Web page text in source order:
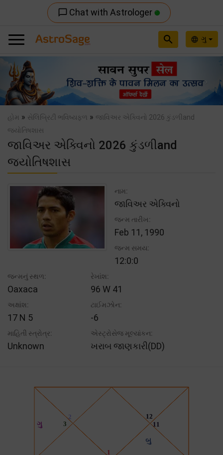
chat_bubble_outline Chat with Astrologer
language ગુ
search
Previous
હોમ » સેલિબ્રિટી ભવિષ્યફળ » જાવિઅર એક્વિનો 2026 કુંડળીand
જ્યોતિષશાસ
જાવિઅર એક્વિનો 2026 કુંડળીand
જ્યોતિષશાસ
નામ:
જાવિઅર એક્વિનો
જન્મ તારીખ:
Feb 11, 1990
જન્મ સમય:
12:0:0
જન્મનું સ્થળ:
Oaxaca
રેખાંશ:
96 W 41
અક્ષાંશ:
17 N 5
ટાઈમઝોન:
-6
માહિતી સ્ત્રોત્ર:
Unknown
એસ્ટ્રોસેજ મૂલ્યાંકન:
ખરાબ જાણકારી(DD)